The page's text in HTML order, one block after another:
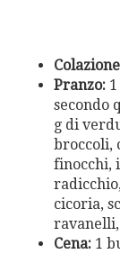
Pranzo:
secondo
g di
broccoli,
finocchi,
cicoria,
ravanelli,
Cena: 1